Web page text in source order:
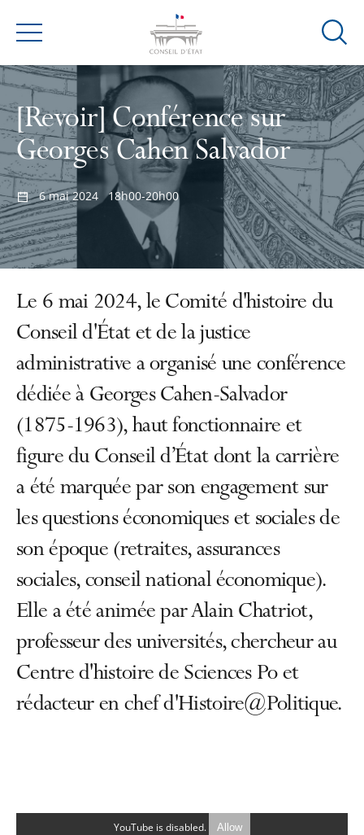
Menu
Ouvrir
de
[Revoir] Conférence sur
Georges Cahen Salvador
6 mai 2024 18h00-20h00
Le 6 mai 2024, le Comité d'histoire du
Conseil d'État et de la justice
administrative a organisé une conférence
dédiée à Georges Cahen-Salvador
(1875-1963), haut fonctionnaire et
figure du Conseil d’État dont la carrière
a été marquée par son engagement sur
les questions économiques et sociales de
son époque (retraites, assurances
sociales, conseil national économique).
Elle a été animée par Alain Chatriot,
professeur des universités, chercheur au
Centre d'histoire de Sciences Po et
rédacteur en chef d'Histoire@Politique.
YouTube is disabled. Allow